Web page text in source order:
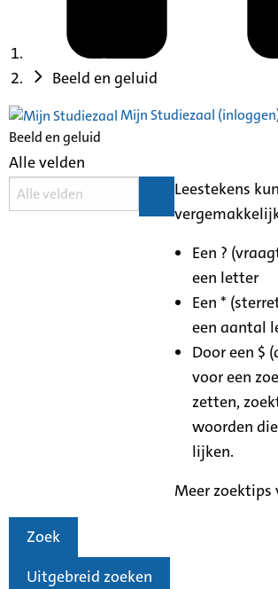
Beeld en geluid
Mijn Studiezaal
Beeld en geluid
Alle velden
Leestekens
Een ?
een letter
Een *
een aantal
Door een $
voor een
zetten,
woorden
lijken.
Meer zoektips
Zoek
Uitgebreid zoeken